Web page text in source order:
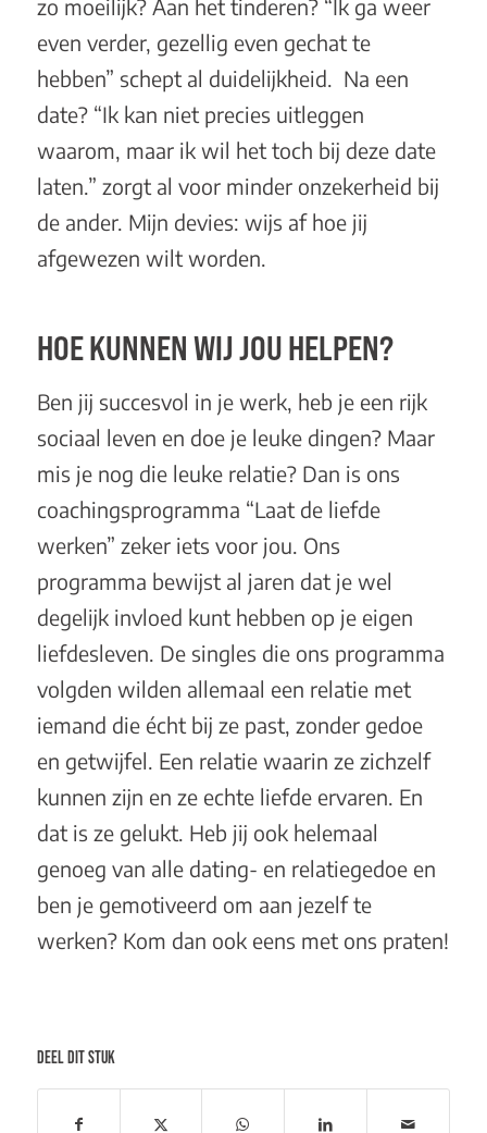
zo moeilijk? Aan het tinderen? “Ik ga weer
even verder, gezellig even gechat te
hebben” schept al duidelijkheid. Na een
date? “Ik kan niet precies uitleggen
waarom, maar ik wil het toch bij deze date
laten.” zorgt al voor minder onzekerheid bij
de ander. Mijn devies: wijs af hoe jij
afgewezen wilt worden.
HOE KUNNEN WIJ JOU HELPEN?
Ben jij succesvol in je werk, heb je een rijk
sociaal leven en doe je leuke dingen? Maar
mis je nog die leuke relatie? Dan is ons
coachingsprogramma “Laat de liefde
werken” zeker iets voor jou. Ons
programma bewijst al jaren dat je wel
degelijk invloed kunt hebben op je eigen
liefdesleven. De singles die ons programma
volgden wilden allemaal een relatie met
iemand die écht bij ze past, zonder gedoe
en getwijfel. Een relatie waarin ze zichzelf
kunnen zijn en ze echte liefde ervaren. En
dat is ze gelukt. Heb jij ook helemaal
genoeg van alle dating- en relatiegedoe en
ben je gemotiveerd om aan jezelf te
werken? Kom dan ook eens met ons praten!
DEEL DIT STUK